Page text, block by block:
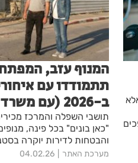
המנוף עזב,
תתמודדו עם
ב-2026 (עם משרד עו"ד אביב טסה)
תושבי השפלה והמרכז
"כאן בונים" בכל פינה,
מביאה איתה מציאות מורכבת
מערכת האתר 04.02.26